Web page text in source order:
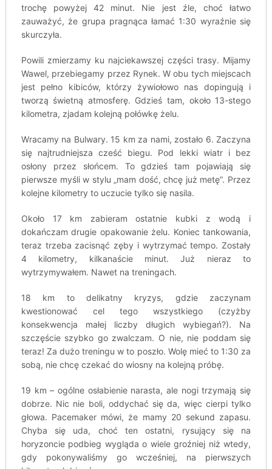
trochę powyżej 42 minut. Nie jest źle, choć łatwo
zauważyć, że grupa pragnąca łamać 1:30 wyraźnie się
skurczyła.
Powili zmierzamy ku najciekawszej części trasy. Mijamy
Wawel, przebiegamy przez Rynek. W obu tych miejscach
jest pełno kibiców, którzy żywiołowo nas dopingują i
tworzą świetną atmosferę. Gdzieś tam, około 13-stego
kilometra, zjadam kolejną połówkę żelu.
Wracamy na Bulwary. 15 km za nami, zostało 6. Zaczyna
się najtrudniejsza cześć biegu. Pod lekki wiatr i bez
osłony przez słońcem. To gdzieś tam pojawiają się
pierwsze myśli w stylu „mam dość, chcę już metę”. Przez
kolejne kilometry to uczucie tylko się nasila.
Około 17 km zabieram ostatnie kubki z wodą i
dokańczam drugie opakowanie żelu. Koniec tankowania,
teraz trzeba zacisnąć zęby i wytrzymać tempo. Zostały
4 kilometry, kilkanaście minut. Już nieraz to
wytrzymywałem. Nawet na treningach.
18 km to delikatny kryzys, gdzie zaczynam
kwestionować cel tego wszystkiego (czyżby
konsekwencja małej liczby długich wybiegań?). Na
szczęście szybko go zwalczam. O nie, nie poddam się
teraz! Za dużo treningu w to poszło. Wolę mieć to 1:30 za
sobą, nie chcę czekać do wiosny na kolejną próbę.
19 km – ogólne osłabienie narasta, ale nogi trzymają się
dobrze. Nic nie boli, oddychać się da, więc cierpi tylko
głowa. Pacemaker mówi, że mamy 20 sekund zapasu.
Chyba się uda, choć ten ostatni, rysujący się na
horyzoncie podbieg wygląda o wiele groźniej niż wtedy,
gdy pokonywaliśmy go wcześniej, na pierwszych